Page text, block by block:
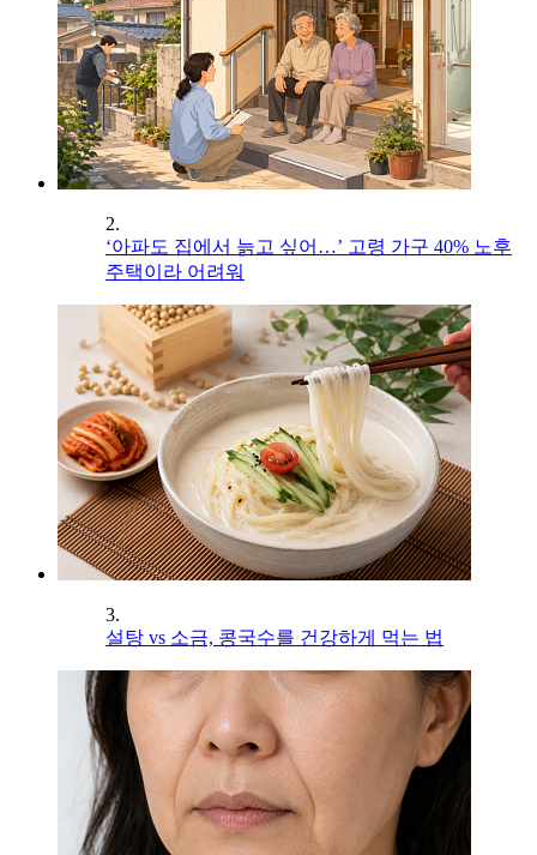
2.
‘아파도 집에서 늙고 싶어…’ 고령 가구 40% 노후
주택이라 어려워
3.
설탕 vs 소금, 콩국수를 건강하게 먹는 법